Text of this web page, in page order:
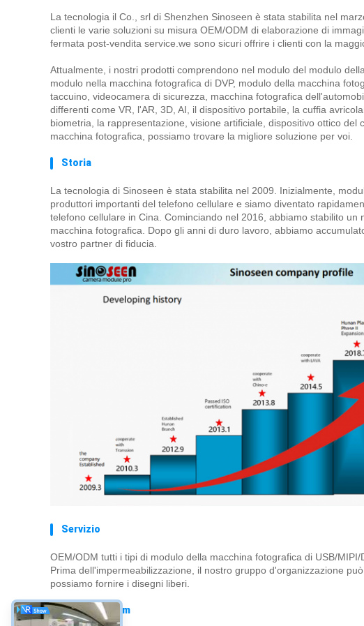
La tecnologia il Co., srl di Shenzhen Sinoseen è stata stabilita nel
clienti le varie soluzioni su misura OEM/ODM di elaborazione di
fermata post-vendita service.we sono sicuri offrire i clienti con la
Attualmente, i nostri prodotti comprendono nel modulo del modulo
modulo nella macchina fotografica di DVP, modulo della macchina
taccuino, videocamera di sicurezza, macchina fotografica
differenti come VR, l'AR, 3D, AI, il dispositivo portabile, la cuffia
biometria, la rappresentazione, visione artificiale, dispositivo ottico
macchina fotografica,
possiamo trovare la migliore soluzione per voi.
Storia
La tecnologia di Sinoseen è stata stabilita nel 2009. Inizialmente,
produttori importanti del telefono cellulare e siamo diventato
telefono cellulare in Cina. Cominciando nel 2016, abbiamo stabilito
macchina fotografica. Dopo gli anni di duro lavoro, abbiamo
vostro partner di fiducia.
Servizio
OEM/ODM tutti i tipi di modulo della macchina fotografica di USB/MIPI/
Prima dell'impermeabilizzazione, il nostro gruppo d'organizzazione
possiamo fornire i disegni liberi.
Il Nostro Team